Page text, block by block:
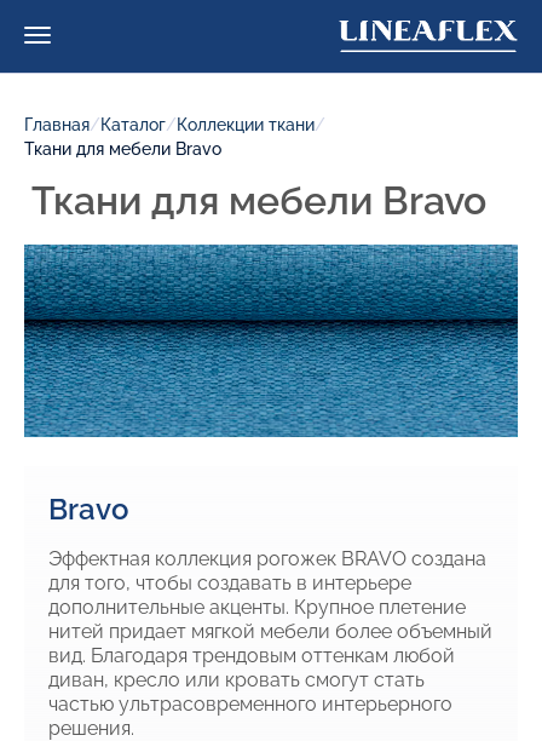
Главная/Каталог/Коллекции ткани/
Ткани для мебели Bravo
Ткани для мебели Bravo
Bravo
Эффектная коллекция рогожек BRAVO создана
для того, чтобы создавать в интерьере
дополнительные акценты. Крупное плетение
нитей придает мягкой мебели более объемный
вид. Благодаря трендовым оттенкам любой
диван, кресло или кровать смогут стать
частью ультрасовременного интерьерного
решения.